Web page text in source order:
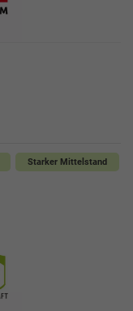
Starker Mittelstand